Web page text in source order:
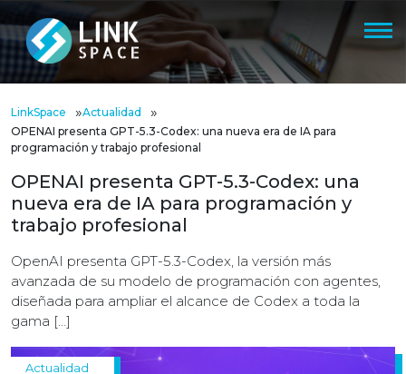
LinkSpace »Actualidad »
OPENAI presenta GPT-5.3-Codex: una nueva era de IA para
programación y trabajo profesional
OPENAI presenta GPT-5.3-Codex: una
nueva era de IA para programación y
trabajo profesional
OpenAI presenta GPT-5.3-Codex, la versión más
avanzada de su modelo de programación con agentes,
diseñada para ampliar el alcance de Codex a toda la
gama […]
Actualidad